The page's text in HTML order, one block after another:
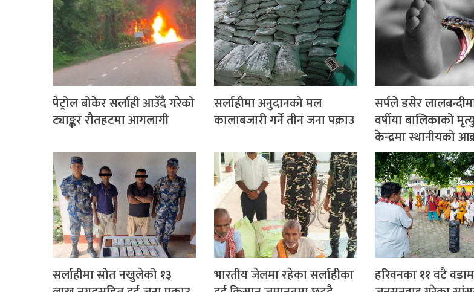
पेट्रोल बोकेर सर्लाही आउँदै गरेको
ट्याङ्कर रौतहटमा आगलागी
सर्लाहीमा अनुदानको मल
कालाबजारी गर्ने तीन जना पक्राउ
सर्पले डसेर
वर्षीया बालिकाको
केन्द्रमा स्थानीयको
सर्लाहीमा स्रोत नखुलेको १३
भारतीय जेलमा रहेका सर्लाहीका
हरिवनका ११ वटै